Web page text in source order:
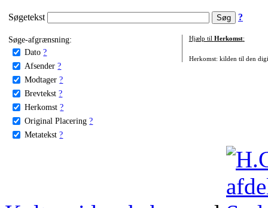
Søgetekst ?
Søge-afgrænsning:
Dato ?
Afsender ?
Modtager ?
Brevtekst ?
Herkomst ?
Original Placering ?
Metatekst ?
Hjælp til Herkomst:
Herkomst: kilden til den